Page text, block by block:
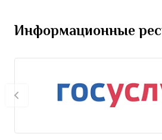
Информационные